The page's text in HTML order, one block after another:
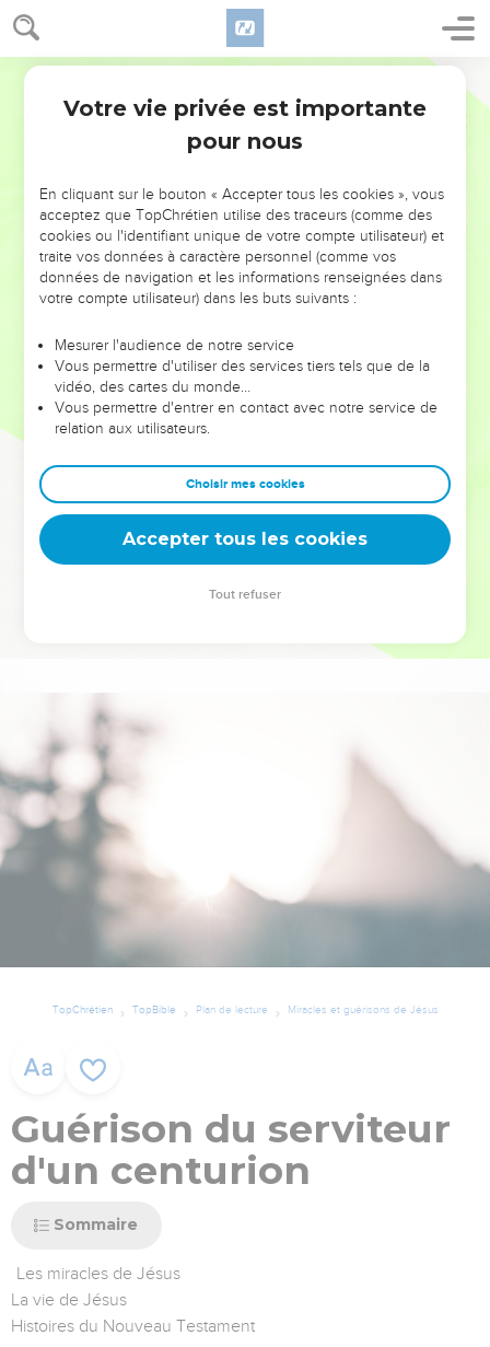
NE MANQUEZ PAS L’ÉVÉNEMENT
DE L’ANNÉE !
ET SI LEURS ERREURS POUVAIENT VOUS ÉVITER LES
VOTRES ?
leur foi ou leur vision. Mais on voit moins les doutes, les erreurs
et les saisons difficiles qu'ils ont traversés, alors même que ce
sont elles qui les ont façonnés.
Dans cette conférence, leaders, entrepreneurs, et responsables
clés pour avancer avec plus de sagesse afin que leurs erreurs
deviennent vos tremplins. Que vous guidiez un ministère, une
équipe, un groupe ou une famille, leur expérience est faite
TopChrétien TopBible Plan de lecture Miracles et guérisons de Jésus
Guérison du serviteur
d'un centurion
Sommaire
Les miracles de Jésus
La vie de Jésus
Histoires du Nouveau Testament
Votre vie privée est importante
pour nous
En cliquant sur le bouton « Accepter tous les cookies », vous
acceptez que TopChrétien utilise des traceurs (comme des
cookies ou l'identifiant unique de votre compte utilisateur) et
traite vos données à caractère personnel (comme vos
données de navigation et les informations renseignées dans
votre compte utilisateur) dans les buts suivants :
Mesurer l'audience de notre service
Vous permettre d'utiliser des services tiers tels que de la
vidéo, des cartes du monde…
Vous permettre d'entrer en contact avec notre service de
relation aux utilisateurs.
Choisir mes cookies
Accepter tous les cookies
Tout refuser